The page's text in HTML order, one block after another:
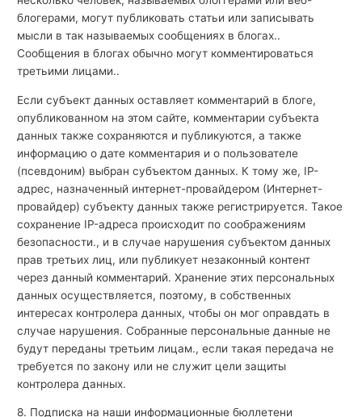
блогерами, могут публиковать статьи или записывать
мысли в так называемых сообщениях в блогах..
Сообщения в блогах обычно могут комментироваться
третьими лицами..
Если субъект данных оставляет комментарий в блоге,
опубликованном на этом сайте, комментарии субъекта
данных также сохраняются и публикуются, а также
информацию о дате комментария и о пользователе
(псевдоним) выбран субъектом данных. К тому же, IP-
адрес, назначенный интернет-провайдером (Интернет-
провайдер) субъекту данных также регистрируется. Такое
сохранение IP-адреса происходит по соображениям
безопасности., и в случае нарушения субъектом данных
прав третьих лиц, или публикует незаконный контент
через данный комментарий. Хранение этих персональных
данных осуществляется, поэтому, в собственных
интересах контролера данных, чтобы он мог оправдать в
случае нарушения. Собранные персональные данные не
будут переданы третьим лицам., если такая передача не
требуется по закону или не служит цели защиты
контролера данных.
8. Подписка на наши информационные бюллетени